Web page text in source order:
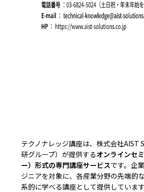
テクノナレッジ講座は、株式会社
研グループ）が提供するオンラインセ
ー）形式の専門講座サービスです。企
ジニアを対象に、各産業分野の先端的
系的に学べる講座として提供しています